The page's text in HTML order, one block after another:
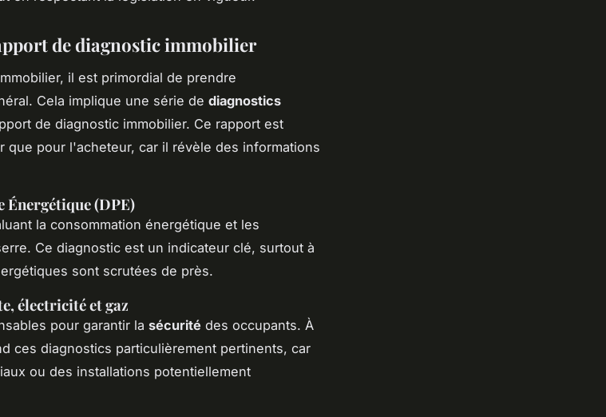
de diagnostic immobilier
il est primordial de prendre
Cela implique une série de diagnostics
de diagnostic immobilier. Ce rapport est
que pour l'acheteur, car il révèle des informations
Énergétique (DPE)
la consommation énergétique et les
Ce diagnostic est un indicateur clé, surtout à
sont scrutées de près.
électricité et gaz
pour garantir la sécurité des occupants. À
ces diagnostics particulièrement pertinents, car
ou des installations potentiellement